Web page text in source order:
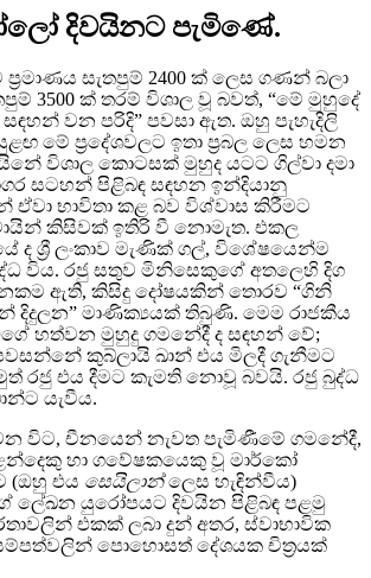
දිවයිනට පැමිණේ.
ප්‍රමාණය සැතපුම් 2400 ක් ලෙස ගණන් බලා
3500 ක් තරම් විශාල වූ බවත්, “මේ මුහුදේ
වන පරිදි” පවසා ඇත. ඔහු පැහැදිලි
මේ ප්‍රදේශවලට ඉතා ප්‍රබල ලෙස හමන
විශාල කොටසක් මුහුද යටට ගිල්වා දමා
සටහන් පිළිබඳ සඳහන ඉන්දියානු
ඒවා භාවිතා කළ බව විශ්වාස කිරීමට
කිසිවක් ඉතිරි වී නොමැත. එකල
ද ශ්‍රී ලංකාව මැණික් ගල්, විශේෂයෙන්ම
විය. රජු සතුව මිනිසෙකුගේ අතලෙහි දිග
ඇති, කිසිදු දෝෂයකින් තොරව “ගිනි
දිදුලන” මාණික්‍යයක් තිබුණි. මෙම රාජකීය
හත්වන මුහුදු ගමනේදී ද සඳහන් වේ;
කුබ්ලායි ඛාන් එය මිලදී ගැනීමට
රජු එය දීමට කැමති නොවූ බවයි. රජු බුද්ධ
යැවීය.
වන විට, චීනයෙන් නැවත පැමිණීමේ ගමනේදී,
හා ගවේෂකයෙකු වූ මාර්කෝ
(ඔහු එය සෙයිලාන්ලෙස හැඳින්වීය)
ලේඛන යුරෝපයට දිවයින පිළිබඳ පළමු
එකක් ලබා දුන් අතර, ස්වාභාවික
පොහොසත් දේශයක චිත්‍රයක්